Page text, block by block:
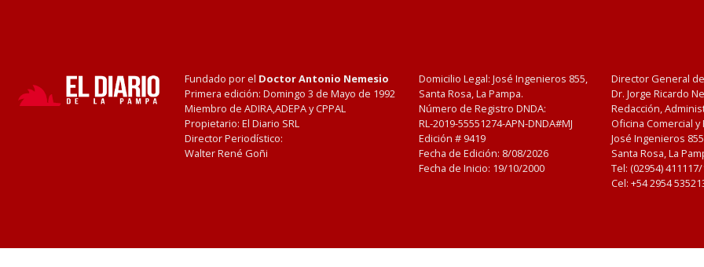
Fundado por el Doctor Antonio Nemesio
Primera edición: Domingo 3 de Mayo de 1992
Miembro de ADIRA,ADEPA y CPPAL
Propietario: El Diario SRL
Director Periodístico:
Walter René Goñi
Domicilio Legal: José Ingenieros 855,
Santa Rosa, La Pampa.
Número de Registro DNDA:
RL-2019-55551274-APN-DNDA#MJ
Edición # 9419
Fecha de Edición: 8/08/2026
Fecha de Inicio: 19/10/2000
Director General
Dr. Jorge Ricardo
Redacción,
Oficina Comercial
José Ingenieros
Santa Rosa, La
Tel: (02954)
Cel: +54 2954